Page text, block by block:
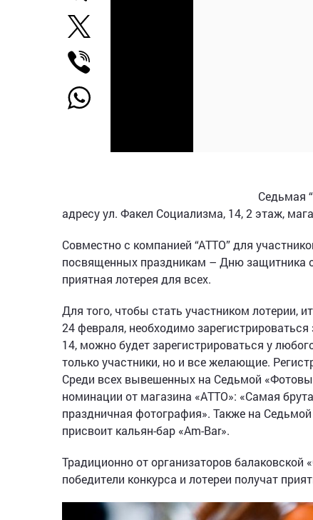
Седьмая
адресу ул. Факел Социализма, 14, 2 этаж,
Совместно с компанией “АТТО” для
посвященных праздникам – Дню защитника
приятная лотерея для всех.
Для того, чтобы стать участником лотерии,
24 февраля, необходимо
14, можно будет зарегистрироваться у
только участники, но и все желающие.
Среди всех вывешенных на Седьмой
номинации от магазина «АТТО»: «Самая
праздничная фотография». Также на
присвоит кальян-бар «Am-Bar».
Традиционно от организаторов
победители конкурса и лотереи получат